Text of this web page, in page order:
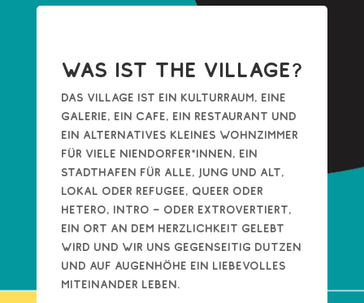
Was ist The Village?
Das Village ist ein Kulturraum, eine
Galerie, ein Cafe, ein Restaurant und
ein alternatives kleines Wohnzimmer
für viele Niendorfer*innen, ein
Stadthafen für alle, Jung und Alt,
lokal oder refugee, queer oder
hetero, intro – oder extrovertiert,
ein Ort an dem Herzlichkeit gelebt
wird und wir uns gegenseitig dutzen
und auf Augenhöhe ein liebevolles
Miteinander leben.